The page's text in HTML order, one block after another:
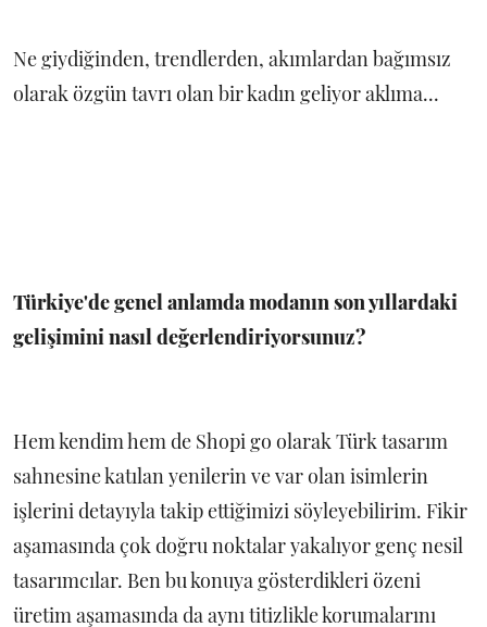
Ne giydiğinden, trendlerden, akımlardan bağımsız
olarak özgün tavrı olan bir kadın geliyor aklıma...
Türkiye'de genel anlamda modanın son yıllardaki
gelişimini nasıl değerlendiriyorsunuz?
Hem kendim hem de Shopi go olarak Türk tasarım
sahnesine katılan yenilerin ve var olan isimlerin
işlerini detayıyla takip ettiğimizi söyleyebilirim. Fikir
aşamasında çok doğru noktalar yakalıyor genç nesil
tasarımcılar. Ben bu konuya gösterdikleri özeni
üretim aşamasında da aynı titizlikle korumalarını